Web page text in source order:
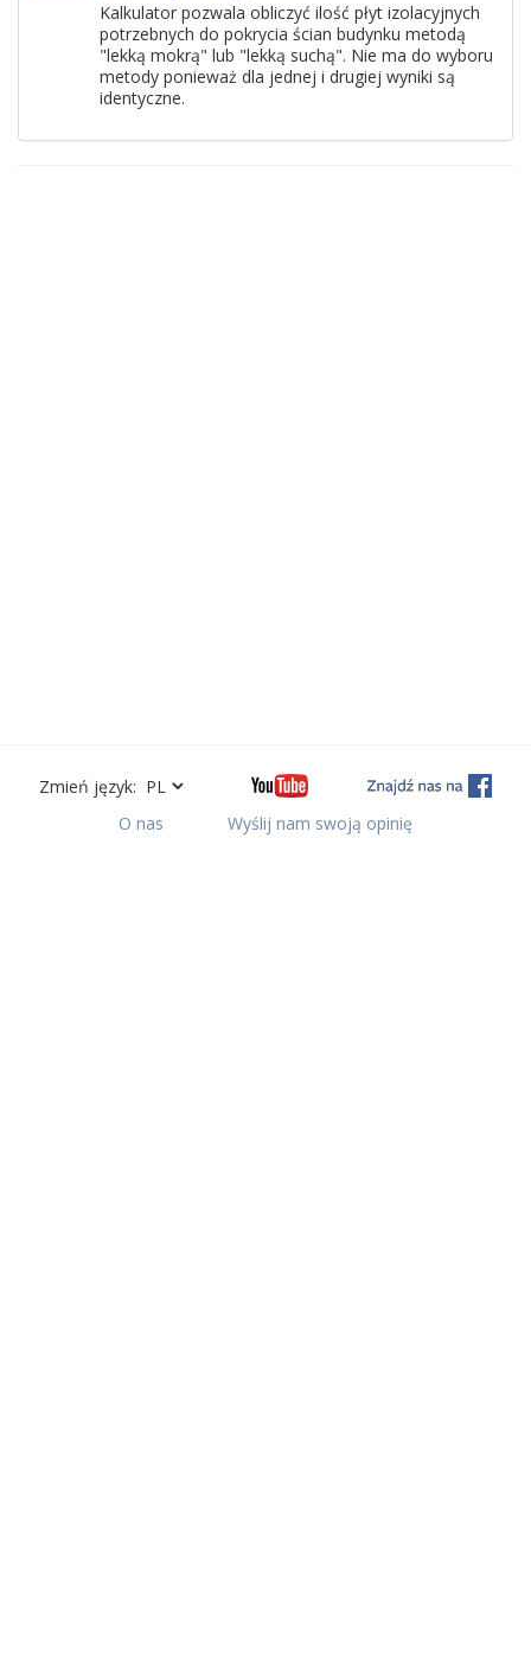
Kalkulator pozwala obliczyć ilość płyt izolacyjnych
potrzebnych do pokrycia ścian budynku metodą
"lekką mokrą" lub "lekką suchą". Nie ma do wyboru
metody ponieważ dla jednej i drugiej wyniki są
identyczne.
Zmień język:
O nas
Wyślij nam swoją opinię